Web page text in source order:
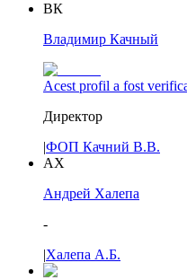
ВК
Владимир Качный
Acest profil a fost
Директор
|ФОП Качний В.В.
АХ
Андрей Халепа
-
|Халепа А.Б.